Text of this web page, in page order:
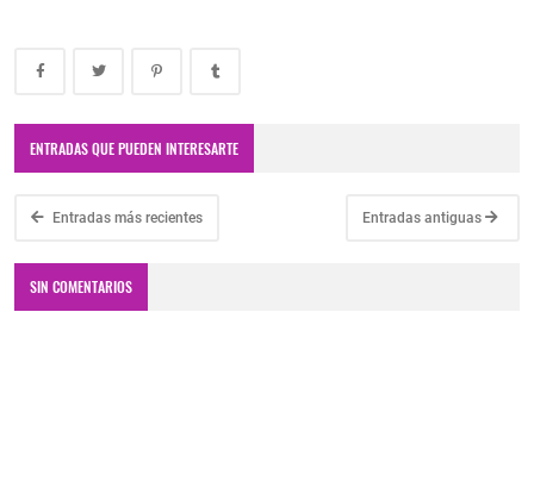
ENTRADAS QUE PUEDEN INTERESARTE
Entradas más recientes Entradas antiguas
SIN COMENTARIOS